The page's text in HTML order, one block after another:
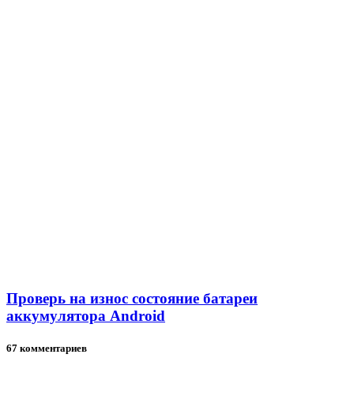
Проверь на износ состояние батареи
аккумулятора Android
67 комментариев